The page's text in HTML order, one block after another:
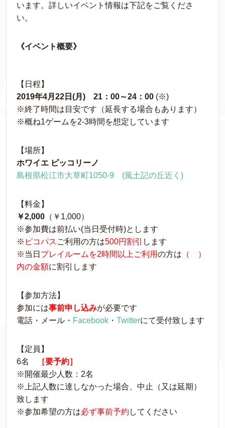
います。詳しいイベント情報は下記をご覧くださ
い。
《イベント概要》
【日程】
2019年4月22日(月) 21：00～24：00 (※)
※終了時間は目安です（延長する場合もあります）
※概ね1ゲームを2-3時間を想定しています
【場所】
ホワイエ ピッコリーノ
島根県松江市大草町1050-9 (風土記の丘近く)
【料金】
￥2,000 （￥1,000）
※参加費は前払い(当日受付時)とします
※ ピコパス ご利用の方は500円割引
します
※当日 プレイルームを2時間以上ご利用の方は （ ）
内の金額に割引します
【参加方法】
参加には事前申し込みが必要です
電話・メール・ Facebook ・ Twitterにて受付致します
【定員】
6名
［要予約］
※開催最少人数：2名
※上記人数に達しなかった場合、中止（又は延期）
致します
※参加希望の方は必ず事前予約 してください